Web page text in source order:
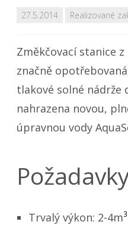
27.5.2014 Realizované
Změkčovací stanice
značně
tlakové solné nádrže
nahrazena novou,
úpravnou vody
Trvalý výkon: 2-4m3